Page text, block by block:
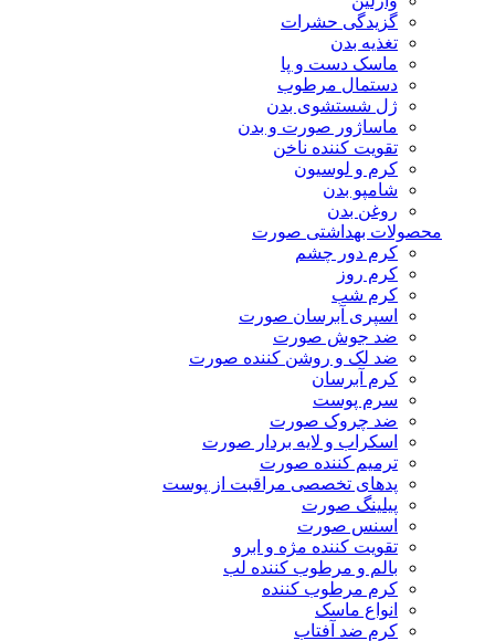
گزیدگی حشرات
تغذیه بدن
ماسک دست و پا
دستمال مرطوب
ژل شستشوی بدن
ماساژور صورت و بدن
تقویت کننده ناخن
کرم و لوسیون
شامپو بدن
روغن بدن
محصولات بهداشتی صورت
کرم دور چشم
کرم روز
کرم شب
اسپری آبرسان صورت
ضد جوش صورت
ضد لک و روشن کننده صورت
کرم آبرسان
سرم پوست
ضد چروک صورت
اسکراب و لایه بردار صورت
ترمیم کننده صورت
پدهای تخصصی مراقبت از پوست
پیلینگ صورت
اسنس صورت
تقویت کننده مژه و ابرو
بالم و مرطوب کننده لب
کرم مرطوب کننده
انواع ماسک
کرم ضد آفتاب